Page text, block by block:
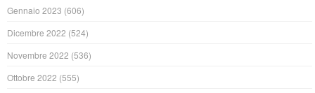
Gennaio 2023 (606)
Dicembre 2022 (524)
Novembre 2022 (536)
Ottobre 2022 (555)